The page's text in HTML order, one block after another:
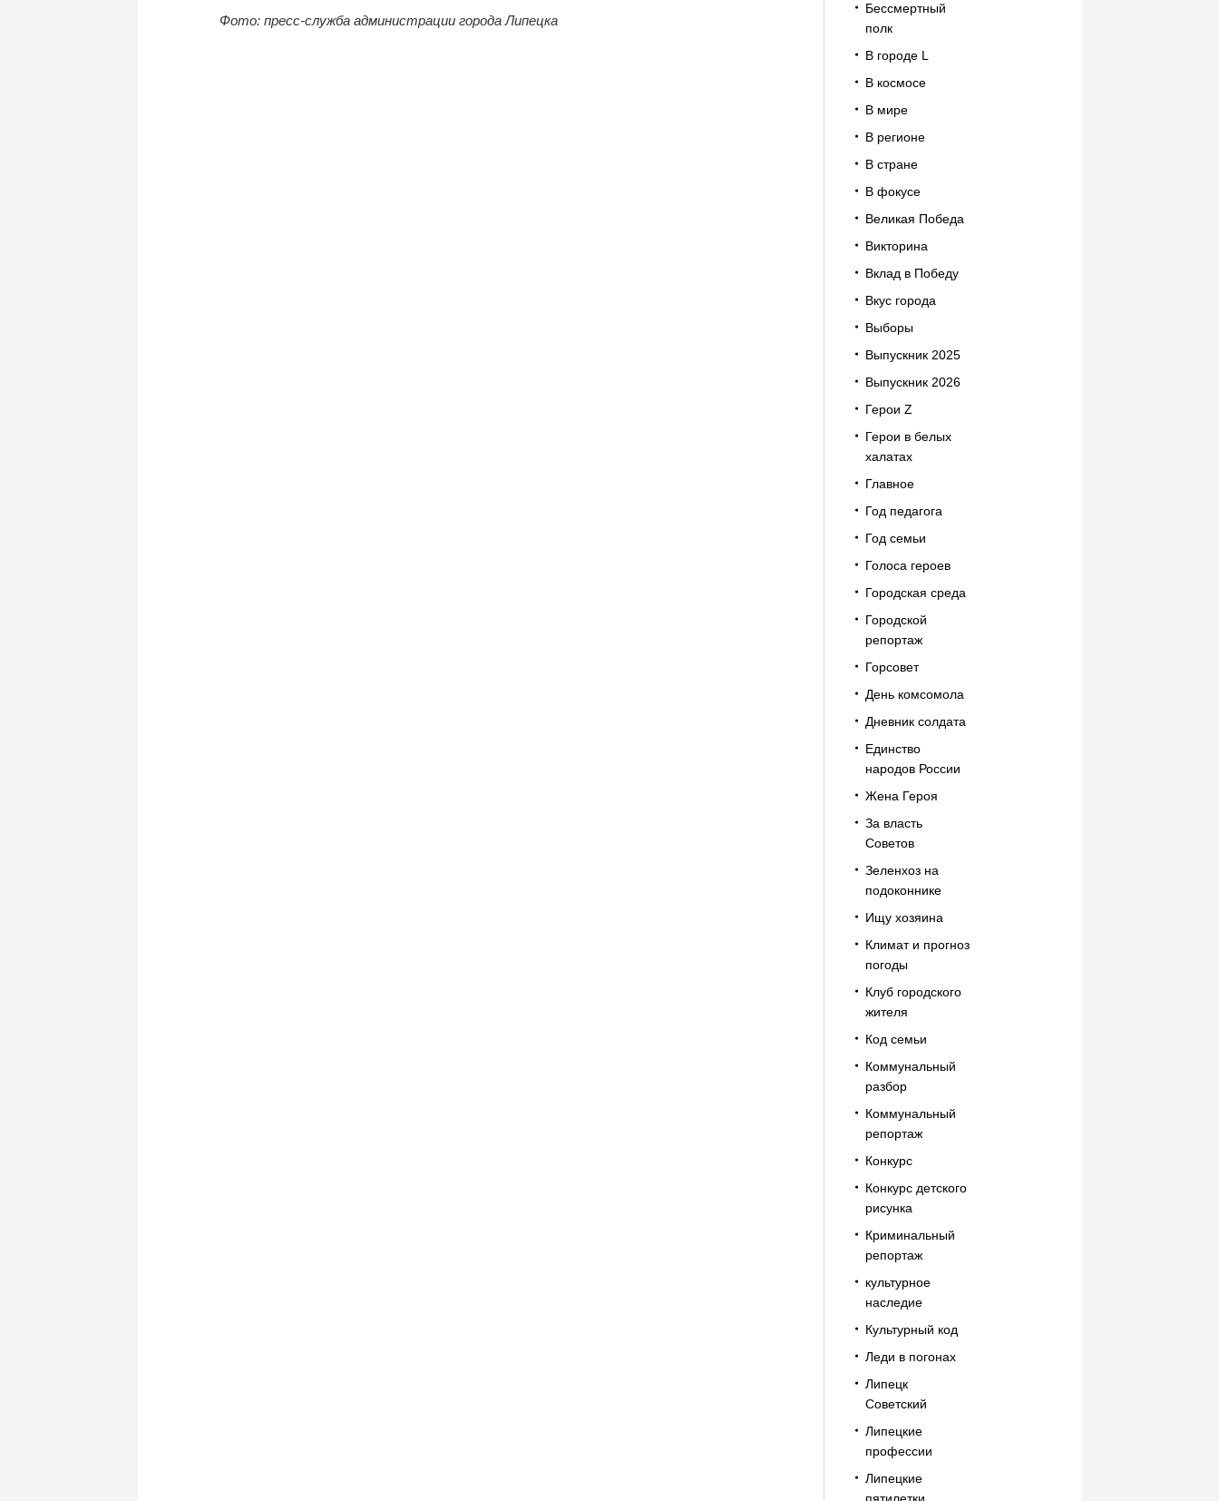
Фото: пресс-служба администрации города Липецка
Бессмертный
полк
В городе L
В космосе
В мире
В регионе
В стране
В фокусе
Великая Победа
Викторина
Вклад в Победу
Вкус города
Выборы
Выпускник 2025
Выпускник 2026
Герои Z
Герои в белых
халатах
Главное
Год педагога
Год семьи
Голоса героев
Городская среда
Городской
репортаж
Горсовет
День комсомола
Дневник солдата
Единство
народов России
Жена Героя
За власть
Советов
Зеленхоз на
подоконнике
Ищу хозяина
Климат и прогноз
погоды
Клуб городского
жителя
Код семьи
Коммунальный
разбор
Коммунальный
репортаж
Конкурс
Конкурс детского
рисунка
Криминальный
репортаж
культурное
наследие
Культурный код
Леди в погонах
Липецк
Советский
Липецкие
профессии
Липецкие